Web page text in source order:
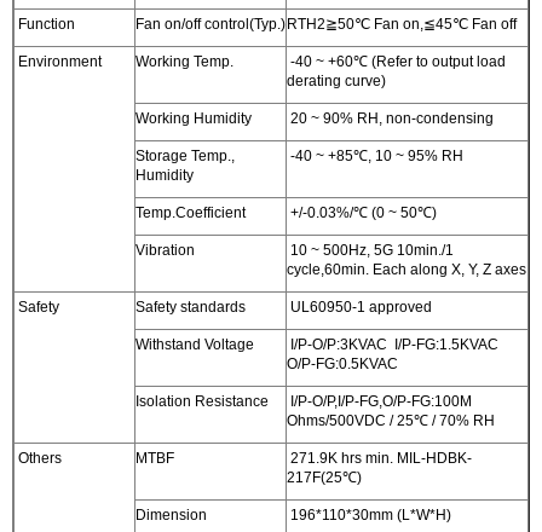
Function Fan on/off control(Typ.)RTH2≧50℃ Fan on,≦45℃ Fan off
Environment Working Temp.
-40 ~ +60℃ (Refer to output load
derating curve)
Working Humidity 20 ~ 90% RH, non-condensing
Storage Temp.,
Humidity
-40 ~ +85℃, 10 ~ 95% RH
Temp.Coefficient +/-0.03%/℃ (0 ~ 50℃)
Vibration
10 ~ 500Hz, 5G 10min./1
cycle,60min. Each along X, Y, Z axes
Safety Safety standards UL60950-1 approved
Withstand Voltage
I/P-O/P:3KVAC I/P-FG:1.5KVAC
O/P-FG:0.5KVAC
Isolation Resistance
I/P-O/P,I/P-FG,O/P-FG:100M
Ohms/500VDC / 25℃ / 70% RH
Others MTBF
271.9K hrs min. MIL-HDBK-
217F(25℃)
Dimension 196*110*30mm (L*W*H)